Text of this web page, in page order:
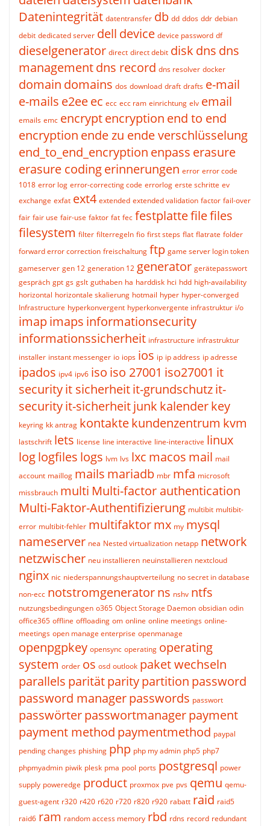
Datenintegrität datentransfer db dd ddos ddr debian
debit dedicated server dell device device password df
dieselgenerator direct direct debit disk dns dns
managementdns record dns resolver docker
domain domains dos download draft drafts e-mail
e-mails e2eeec ecc ecc ram einrichtung elv email
emails emc encryptencryption end to end
encryption ende zu ende verschlüsselung
end_to_end_encryption enpass erasure
erasure codingerinnerungen error error code
1018 error log error-correcting code errorlog erste schritte ev
exchange exfat ext4 extended extended validation factor fail-over
fair fair use fair-use faktor fat fec festplattefilefiles
filesystem filter filterregeln fio first steps flat flatrate folder
forward error correction freischaltung ftp game server login token
gameserver gen 12 generation 12 generator gerätepasswort
gespräch gpt gs gslt guthaben ha harddisk hci hdd high-availability
horizontal horizontale skalierung hotmail hyper hyper-converged
Infrastructure hyperkonvergent hyperkonvergente infrastruktur i/o
imapimaps informationsecurity
informationssicherheit infrastructure infrastruktur
installer instant messenger io iops ios ip ip address ip adresse
ipados ipv4 ipv6 iso iso 27001 iso27001 it
securityit sicherheitit-grundschutzit-
securityit-sicherheitjunk kalenderkey
keyring kk antrag kontaktekundenzentrum kvm
lastschrift lets license line interactive line-interactive linux
loglogfiles logs lvm lvs lxc macos mail mail
account maillog mails mariadb mbr mfa microsoft
missbrauch multi Multi-factor authentication
Multi-Faktor-Authentifizierung multibit multibit-
error multibit-fehler multifaktormx my mysql
nameserver nea Nested virtualization netapp network
netzwischer neu installieren neuinstallieren nextcloud
nginx nic niederspannungshauptverteilung no secret in database
non-ecc notstromgeneratorns nshv ntfs
nutzungsbedingungen o365 Object Storage Daemon obsidian odin
office365 offline offloading om online online meetings online-
meetings open manage enterprise openmanage
openpgpkey opensync operating operating
system order os osd outlook paket wechseln
parallels paritätparitypartition password
password managerpasswords passwort
passwörterpasswortmanagerpayment
payment method paymentmethod paypal
pending changes phishing php php my admin php5 php7
phpmyadmin piwik plesk pma pool ports postgresql power
supply poweredge product proxmox pve pvs qemu qemu-
guest-agent r320 r420 r620 r720 r820 r920 rabatt raid raid5
raid6 ram random access memory rbd rdns record redundant